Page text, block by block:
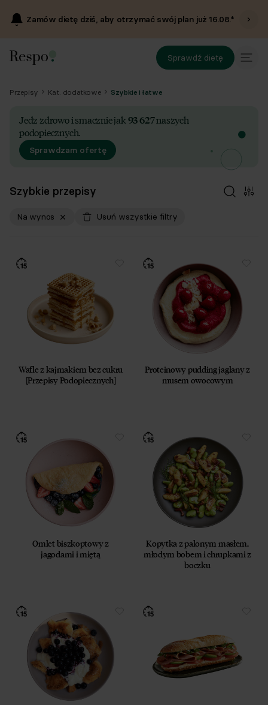
Zamów dietę dziś, aby otrzymać swój plan już16.08.*
Sprawdź dietę
Przepisy Kat. dodatkowe Szybkie i łatwe
Jedz zdrowo i smacznie jak93 627naszych
podopiecznych.
Sprawdzam ofertę
Szybkie przepisy
Na wynos Usuń wszystkie filtry
Wafle z kajmakiem bez cukru
[Przepisy Podopiecznych]
Proteinowy pudding jaglany z
musem owocowym
Omlet biszkoptowy z
jagodami i miętą
Kopytka z palonym masłem,
młodym bobem i chrupkami z
boczku